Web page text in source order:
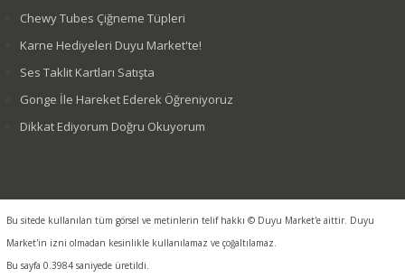
Chewy Tubes Çiğneme Tüpleri
Karne Hediyeleri Duyu Market'te!
Ses Taklit Kartları Satışta
Gonge İle Hareket Ederek Öğreniyoruz
Dikkat Ediyorum Doğru Okuyorum
Bu sitede kullanılan tüm görsel ve metinlerin telif hakkı © Duyu Market'e aittir. Duyu
Market'in izni olmadan kesinlikle kullanılamaz ve çoğaltılamaz.
Bu sayfa 0.3984 saniyede üretildi.